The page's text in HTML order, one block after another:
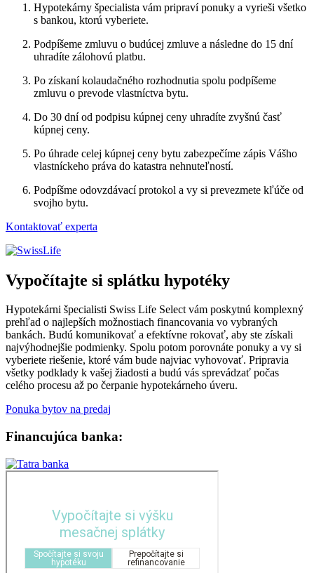
Hypotekárny špecialista vám pripraví ponuky a vyrieši všetko
s bankou, ktorú vyberiete.
Podpíšeme zmluvu o budúcej zmluve a následne do 15 dní
uhradíte zálohovú platbu.
Po získaní kolaudačného rozhodnutia spolu podpíšeme
zmluvu o prevode vlastníctva bytu.
Do 30 dní od podpisu kúpnej ceny uhradíte zvyšnú časť
kúpnej ceny.
Po úhrade celej kúpnej ceny bytu zabezpečíme zápis Vášho
vlastníckeho práva do katastra nehnuteľností.
Podpíšme odovzdávací protokol a vy si prevezmete kľúče od
svojho bytu.
Kontaktovať experta
Vypočítajte si splátku hypotéky
Hypotekárni špecialisti Swiss Life Select vám poskytnú komplexný
prehľad o najlepších možnostiach financovania vo vybraných
bankách. Budú komunikovať a efektívne rokovať, aby ste získali
najvýhodnejšie podmienky. Spolu potom porovnáte ponuky a vy si
vyberiete riešenie, ktoré vám bude najviac vyhovovať. Pripravia
všetky podklady k vašej žiadosti a budú vás sprevádzať počas
celého procesu až po čerpanie hypotekárneho úveru.
Ponuka bytov na predaj
Financujúca banka: